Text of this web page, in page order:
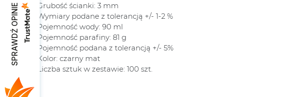
Grubość ścianki: 3 mm
Wymiary podane z tolerancją +/- 1-2 %
Pojemność wody: 90 ml
Pojemność parafiny: 81 g
Pojemność podana z tolerancją +/- 5%
Kolor: czarny mat
Liczba sztuk w zestawie: 100 szt.
SPRAWDŹ OPINIE